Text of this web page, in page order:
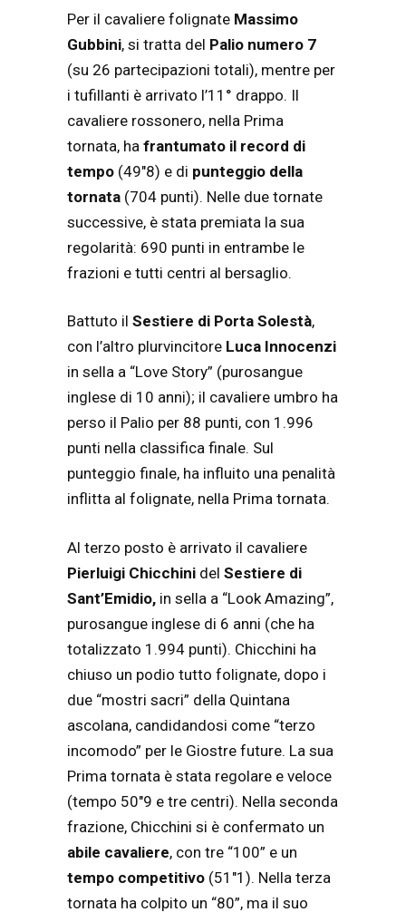
Per il cavaliere folignate Massimo
Gubbini, si tratta del Palio numero 7
(su 26 partecipazioni totali), mentre per
i tufillanti è arrivato l’11° drappo. Il
cavaliere rossonero, nella Prima
tornata, ha frantumato il record di
tempo (49″8) e di punteggio della
tornata (704 punti). Nelle due tornate
successive, è stata premiata la sua
regolarità: 690 punti in entrambe le
frazioni e tutti centri al bersaglio.
Battuto il Sestiere di Porta Solestà,
con l’altro plurvincitore Luca Innocenzi
in sella a “Love Story” (purosangue
inglese di 10 anni); il cavaliere umbro ha
perso il Palio per 88 punti, con 1.996
punti nella classifica finale. Sul
punteggio finale, ha influito una penalità
inflitta al folignate, nella Prima tornata.
Al terzo posto è arrivato il cavaliere
Pierluigi Chicchini del Sestiere di
Sant’Emidio, in sella a “Look Amazing”,
purosangue inglese di 6 anni (che ha
totalizzato 1.994 punti). Chicchini ha
chiuso un podio tutto folignate, dopo i
due “mostri sacri” della Quintana
ascolana, candidandosi come “terzo
incomodo” per le Giostre future. La sua
Prima tornata è stata regolare e veloce
(tempo 50″9 e tre centri). Nella seconda
frazione, Chicchini si è confermato un
abile cavaliere, con tre “100” e un
tempo competitivo (51″1). Nella terza
tornata ha colpito un “80”, ma il suo